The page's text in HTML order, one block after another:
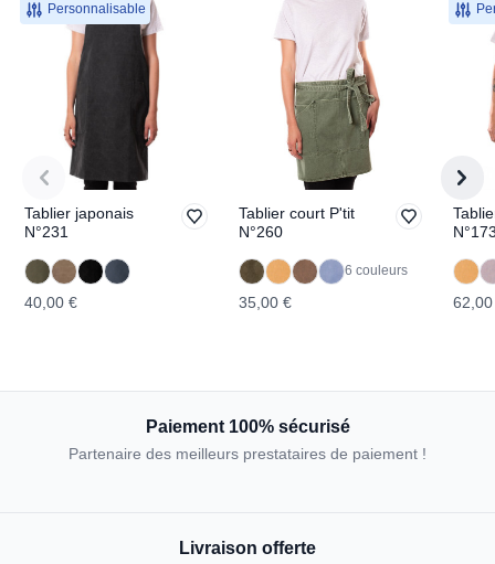
Personnalisable
Tablier japonais
N°231
40,00 €
Tablier court P'tit
N°260
6 couleurs
35,00 €
Paiement 100% sécurisé
Partenaire des meilleurs prestataires de paiement !
Livraison offerte